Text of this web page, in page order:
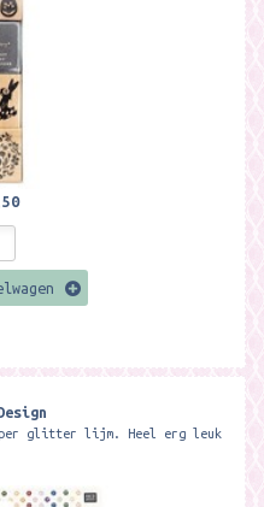
glitter lijm. Heel erg leuk